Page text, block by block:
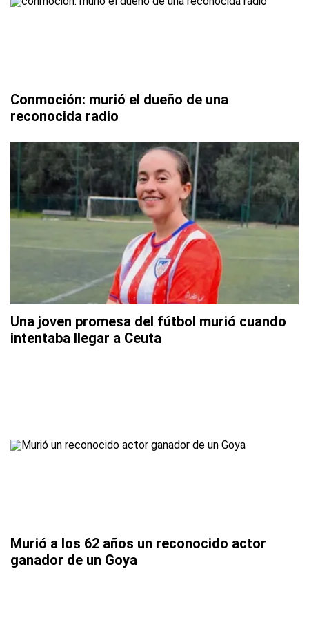
Conmoción: murió el dueño de una
reconocida radio
Una joven promesa del fútbol murió cuando
intentaba llegar a Ceuta
Murió a los 62 años un reconocido actor
ganador de un Goya